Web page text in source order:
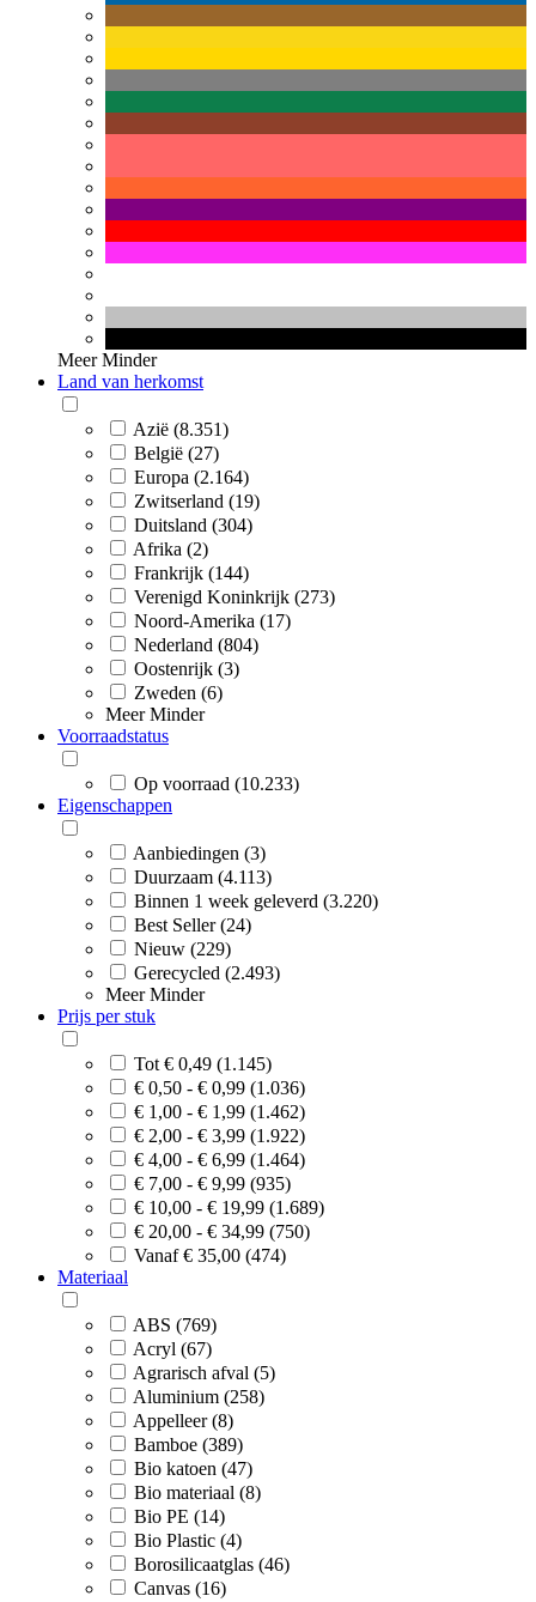
Meer Minder
Land van herkomst
Azië (8.351)
België (27)
Europa (2.164)
Zwitserland (19)
Duitsland (304)
Afrika (2)
Frankrijk (144)
Verenigd Koninkrijk (273)
Noord-Amerika (17)
Nederland (804)
Oostenrijk (3)
Zweden (6)
Meer Minder
Voorraadstatus
Op voorraad (10.233)
Eigenschappen
Aanbiedingen (3)
Duurzaam (4.113)
Binnen 1 week geleverd (3.220)
Best Seller (24)
Nieuw (229)
Gerecycled (2.493)
Meer Minder
Prijs per stuk
Tot € 0,49 (1.145)
€ 0,50 - € 0,99 (1.036)
€ 1,00 - € 1,99 (1.462)
€ 2,00 - € 3,99 (1.922)
€ 4,00 - € 6,99 (1.464)
€ 7,00 - € 9,99 (935)
€ 10,00 - € 19,99 (1.689)
€ 20,00 - € 34,99 (750)
Vanaf € 35,00 (474)
Materiaal
ABS (769)
Acryl (67)
Agrarisch afval (5)
Aluminium (258)
Appelleer (8)
Bamboe (389)
Bio katoen (47)
Bio materiaal (8)
Bio PE (14)
Bio Plastic (4)
Borosilicaatglas (46)
Canvas (16)